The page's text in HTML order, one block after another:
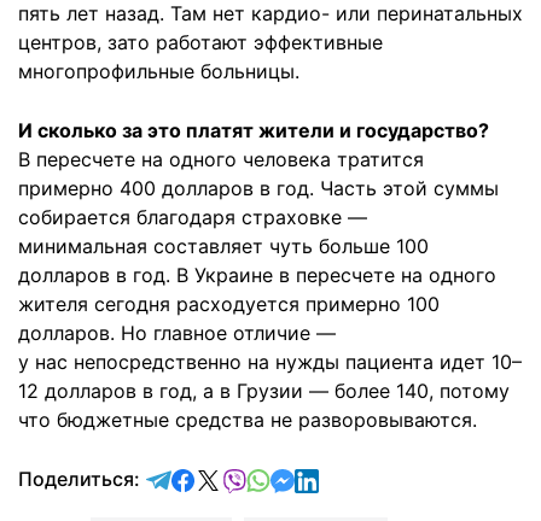
пять лет назад. Там нет кардио- или перинатальных
центров, зато работают эффективные
многопрофильные больницы.
И сколько за это платят жители и государство?
В пересчете на одного человека тратится
примерно 400 долларов в год. Часть этой суммы
собирается благодаря страховке —
минимальная составляет чуть больше 100
долларов в год. В Украине в пересчете на одного
жителя сегодня расходуется примерно 100
долларов. Но главное отличие —
у нас непосредственно на нужды пациента идет 10–
12 долларов в год, а в Грузии — более 140, потому
что бюджетные средства не разворовываются.
Поделиться: отправить в Telegram
поделиться в Facebook
поделиться в X
отправить в Viber
отправить в Whatsapp
отправить в Messenger
отправить в LinkedIn